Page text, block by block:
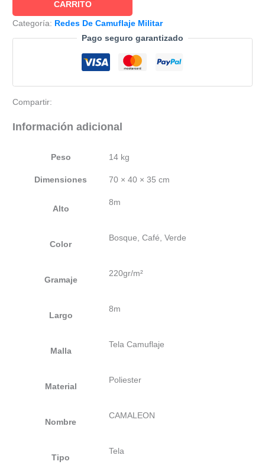
Militar
Bosque
Protección
Solar,
de
CARRITO
Categoría: Redes De Camuflaje Militar
Pago seguro garantizado
Compartir:
Información adicional
Peso 14 kg
Dimensiones 70 × 40 × 35 cm
Alto
8m
Color
Bosque, Café, Verde
Gramaje
220gr/m²
Largo
8m
Malla
Tela Camuflaje
Material
Poliester
Nombre
CAMALEON
Tipo
Tela